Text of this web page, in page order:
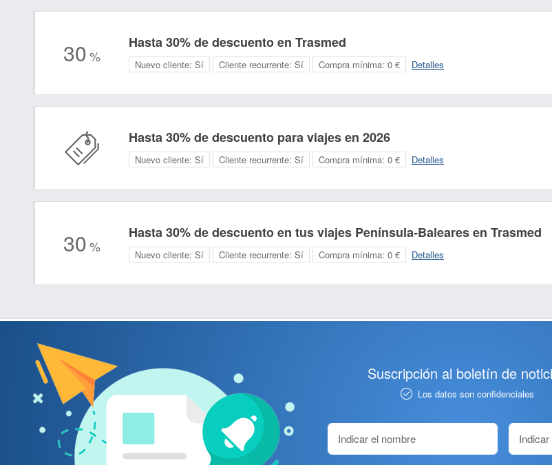
30%
Hasta 30% de descuento en Trasmed
Nuevo cliente: Sí Cliente recurrente: Sí Compra mínima: 0 € Detalles
Hasta 30% de descuento para viajes en 2026
Nuevo cliente: Sí Cliente recurrente: Sí Compra mínima: 0 € Detalles
30%
Hasta 30% de descuento en tus viajes Península-Baleares en Trasmed
Nuevo cliente: Sí Cliente recurrente: Sí Compra mínima: 0 € Detalles
Suscripción al boletín de
Los datos son confidenciales